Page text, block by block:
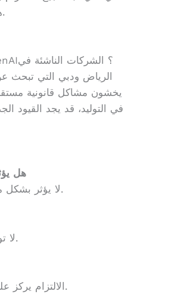
هذا الأمان على تجربة المستخدم العربي بشكل ملموس.
الرياض ودبي التي تبحث
يخشون مشاكل قانونية
في التوليد، قد يجد القيود
1. هل
لا يؤثر بشكل مباشر على السرعة، لكن قد يبطئ إطلاق ميزات جديدة.
لا توجد مؤشرات حالياً على رفع الأسعار بسبب هذا الالتزام.
الالتزام يركز على الأمان العام، وليس بالضرورة تحسين اللغات المحلية.